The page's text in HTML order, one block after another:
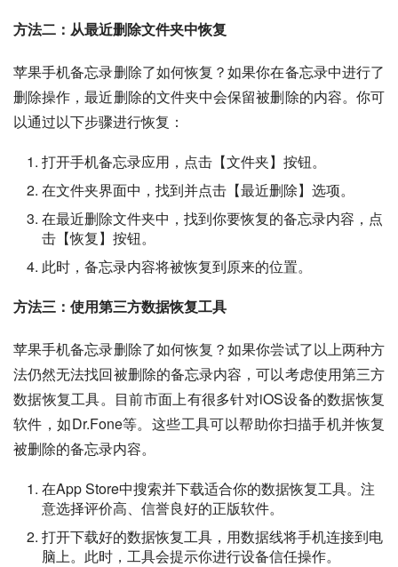
方法二：从最近删除文件夹中恢复
苹果手机备忘录删除了如何恢复？如果你在备忘录中进行了
删除操作，最近删除的文件夹中会保留被删除的内容。你可
以通过以下步骤进行恢复：
打开手机备忘录应用，点击【文件夹】按钮。
在文件夹界面中，找到并点击【最近删除】选项。
在最近删除文件夹中，找到你要恢复的备忘录内容，点
击【恢复】按钮。
此时，备忘录内容将被恢复到原来的位置。
方法三：使用第三方数据恢复工具
苹果手机备忘录删除了如何恢复？如果你尝试了以上两种方
法仍然无法找回被删除的备忘录内容，可以考虑使用第三方
数据恢复工具。目前市面上有很多针对iOS设备的数据恢复
软件，如Dr.Fone等。这些工具可以帮助你扫描手机并恢复
被删除的备忘录内容。
在App Store中搜索并下载适合你的数据恢复工具。注
意选择评价高、信誉良好的正版软件。
打开下载好的数据恢复工具，用数据线将手机连接到电
脑上。此时，工具会提示你进行设备信任操作。